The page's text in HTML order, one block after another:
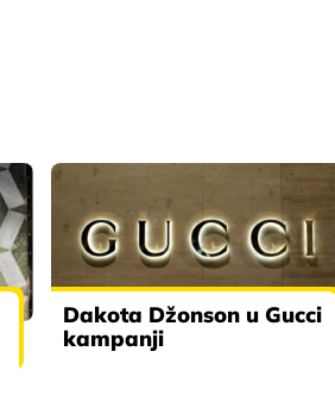
Dakota Džonson u Gucci
kampanji